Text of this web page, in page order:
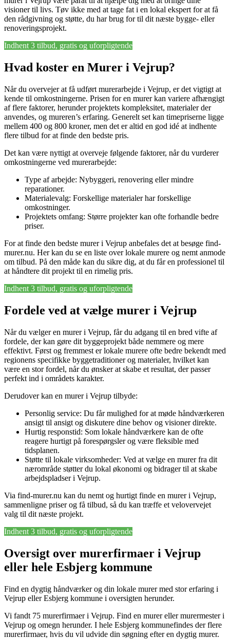
visioner til livs. Tøv ikke med at tage fat i en lokal ekspert for at få
den rådgivning og støtte, du har brug for til dit næste bygge- eller
renoveringsprojekt.
Indhent 3 tilbud, gratis og uforpligtende
Hvad koster en Murer i Vejrup?
Når du overvejer at få udført murerarbejde i Vejrup, er det vigtigt at
kende til omkostningerne. Prisen for en murer kan variere afhængigt
af flere faktorer, herunder projektets kompleksitet, materialer der
anvendes, og mureren’s erfaring. Generelt set kan timepriserne ligge
mellem 400 og 800 kroner, men det er altid en god idé at indhente
flere tilbud for at finde den bedste pris.
Det kan være nyttigt at overveje følgende faktorer, når du vurderer
omkostningerne ved murerarbejde:
Type af arbejde: Nybyggeri, renovering eller mindre
reparationer.
Materialevalg: Forskellige materialer har forskellige
omkostninger.
Projektets omfang: Større projekter kan ofte forhandle bedre
priser.
For at finde den bedste murer i Vejrup anbefales det at besøge find-
murer.nu. Her kan du se en liste over lokale murere og nemt anmode
om tilbud. På den måde kan du sikre dig, at du får en professionel til
at håndtere dit projekt til en rimelig pris.
Indhent 3 tilbud, gratis og uforpligtende
Fordele ved at vælge murer i Vejrup
Når du vælger en murer i Vejrup, får du adgang til en bred vifte af
fordele, der kan gøre dit byggeprojekt både nemmere og mere
effektivt. Først og fremmest er lokale murere ofte bedre bekendt med
regionens specifikke byggetraditioner og materialer, hvilket kan
være en stor fordel, når du ønsker at skabe et resultat, der passer
perfekt ind i områdets karakter.
Derudover kan en murer i Vejrup tilbyde:
Personlig service: Du får mulighed for at møde håndværkeren
ansigt til ansigt og diskutere dine behov og visioner direkte.
Hurtig responstid: Som lokale håndværkere kan de ofte
reagere hurtigt på forespørgsler og være fleksible med
tidsplanen.
Støtte til lokale virksomheder: Ved at vælge en murer fra dit
nærområde støtter du lokal økonomi og bidrager til at skabe
arbejdspladser i Vejrup.
Via find-murer.nu kan du nemt og hurtigt finde en murer i Vejrup,
sammenligne priser og få tilbud, så du kan træffe et velovervejet
valg til dit næste projekt.
Indhent 3 tilbud, gratis og uforpligtende
Oversigt over murerfirmaer i Vejrup
eller hele Esbjerg kommune
Find en dygtig håndværker og din lokale murer med stor erfaring i
Vejrup eller Esbjerg kommune i oversigten herunder.
Vi fandt 75 murerfirmaer i Vejrup. Find en murer eller murermester i
Vejrup og omegn herunder. I hele Esbjerg kommunefindes der flere
murerfirmaer, hvis du vil udvide din søgning efter en dygtig murer.